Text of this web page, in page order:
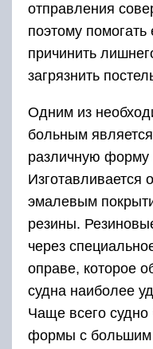
отправления
поэтому
причинить
загрязнить
Одним из
больным
различную форму
Изготавливается
эмалевым
резины.
через
оправе, которое
судна наиболее
Чаще всего судно
формы с большим